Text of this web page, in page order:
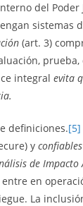
del Poder
sistemas
(art. 3)
integral evita
definiciones.[5]
y confiables
de
en
La